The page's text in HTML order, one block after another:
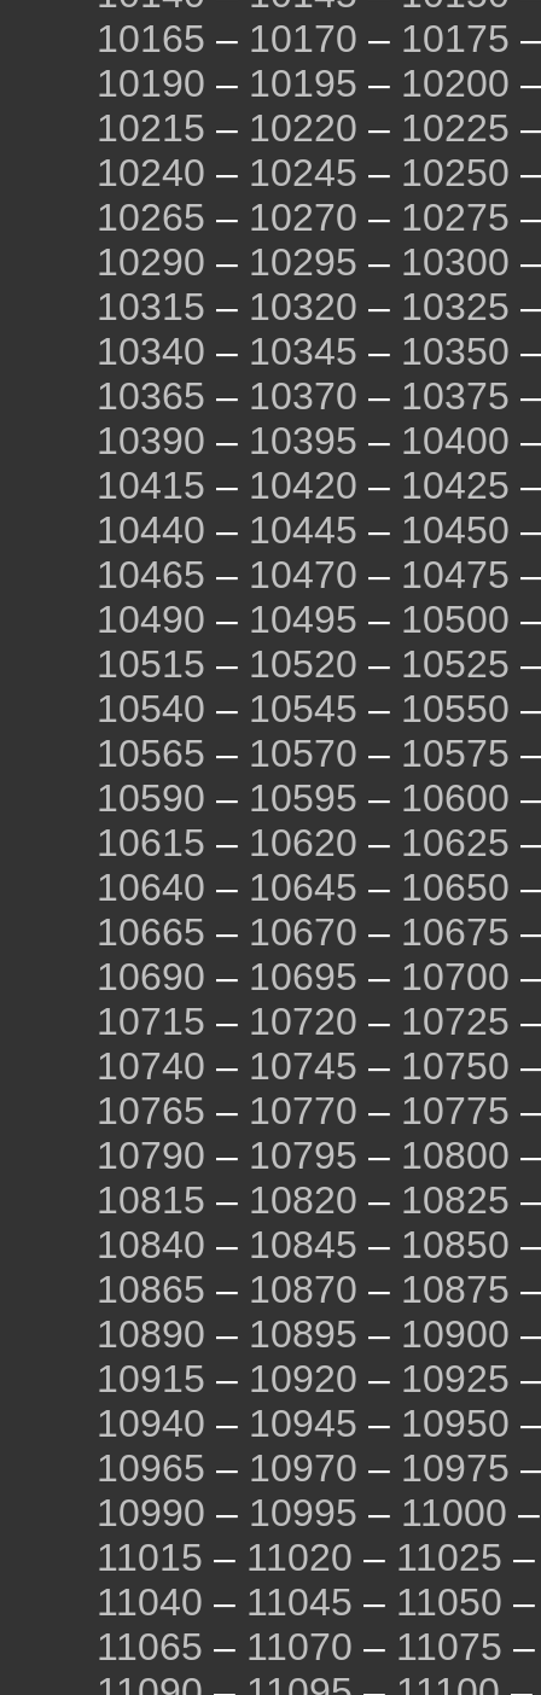
10165 – 10170 – 10175
10190 – 10195 – 10200
10215 – 10220 – 10225
10240 – 10245 – 10250
10265 – 10270 – 10275
10290 – 10295 – 10300
10315 – 10320 – 10325
10340 – 10345 – 10350
10365 – 10370 – 10375
10390 – 10395 – 10400
10415 – 10420 – 10425
10440 – 10445 – 10450
10465 – 10470 – 10475
10490 – 10495 – 10500
10515 – 10520 – 10525
10540 – 10545 – 10550
10565 – 10570 – 10575
10590 – 10595 – 10600
10615 – 10620 – 10625
10640 – 10645 – 10650
10665 – 10670 – 10675
10690 – 10695 – 10700
10715 – 10720 – 10725
10740 – 10745 – 10750
10765 – 10770 – 10775
10790 – 10795 – 10800
10815 – 10820 – 10825
10840 – 10845 – 10850
10865 – 10870 – 10875
10890 – 10895 – 10900
10915 – 10920 – 10925
10940 – 10945 – 10950
10965 – 10970 – 10975
10990 – 10995 – 11000
11015 – 11020 – 11025
11040 – 11045 – 11050
11065 – 11070 – 11075